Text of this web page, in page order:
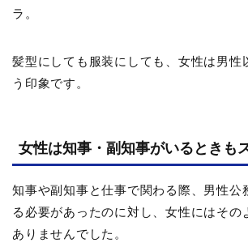
ラ。
髪型にしても服装にしても、女性は男性
う印象です。
女性は知事・副知事がいるときも
知事や副知事と仕事で関わる際、男性公
る必要があったのに対し、女性にはその
ありませんでした。